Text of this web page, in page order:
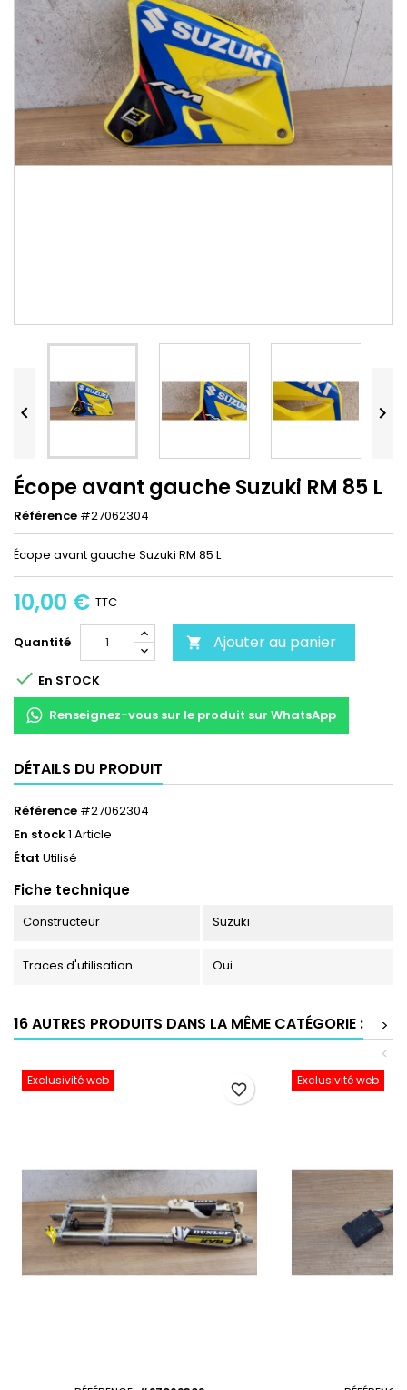
 
Écope avant gauche Suzuki RM 85 L
Référence #27062304
Écope avant gauche Suzuki RM 85 L
10,00 € TTC
Quantité  Ajouter au panier
 En STOCK
Renseignez-vous sur le produit sur WhatsApp
DÉTAILS DU PRODUIT
Référence #27062304
En stock1 Article
État Utilisé
Fiche technique
Constructeur Suzuki
Traces d'utilisation Oui
16 AUTRES PRODUITS DANS LA MÊME CATÉGORIE :
>
<
Exclusivité web
favorite_border
Exclusivité web